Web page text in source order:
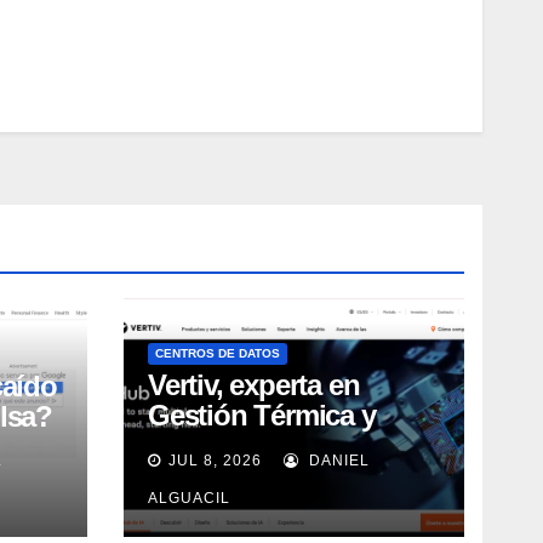
CENTROS DE DATOS
Vertiv, experta en
Gestión Térmica y
energía de Centros de
Datos, sigue su
crecimiento imparable
JUL 8, 2026 DANIEL
ALGUACIL